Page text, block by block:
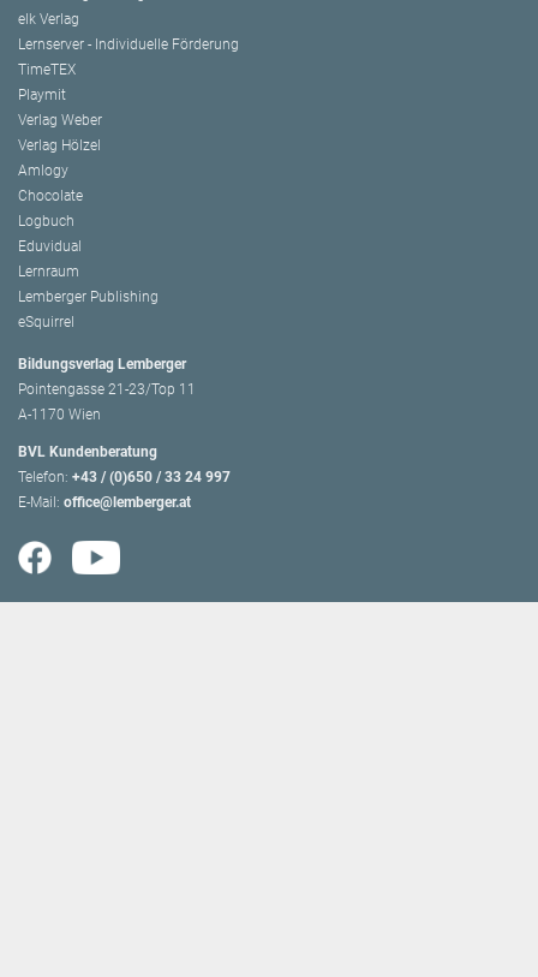
elk Verlag
Lernserver - Individuelle Förderung
TimeTEX
Playmit
Verlag Weber
Verlag Hölzel
Amlogy
Chocolate
Logbuch
Eduvidual
Lernraum
Lemberger Publishing
eSquirrel
Bildungsverlag Lemberger
Pointengasse 21-23/Top 11
A-1170 Wien
BVL Kundenberatung
Telefon: +43 / (0)650 / 33 24 997
E-Mail: office@lemberger.at